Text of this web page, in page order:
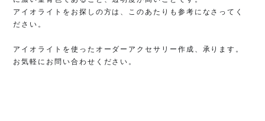
アイオライトをお探しの方は、このあたりも参考になさってく
アイオライトを使ったオーダーアクセサリー作成、承ります。
お気軽にお問い合わせください。